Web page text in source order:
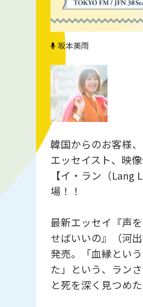
坂本美雨
韓国からのお客様
エッセイスト、映
【イ・ラン（Lang
場！！
最新エッセイ『声
せばいいの』（河
発売。「血縁とい
た」という、ラン
と死を深く見つめた